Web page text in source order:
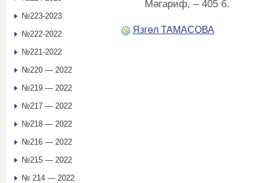
Мәгариф, – 405 б.
Язгөл ТАМАСОВА
№223-2023
№222-2022
№221-2022
№220 — 2022
№219 — 2022
№217 — 2022
№218 — 2022
№216 — 2022
№215 — 2022
№ 214 — 2022